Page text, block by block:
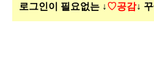
로그인이 필요없는 ↓♡공감↓